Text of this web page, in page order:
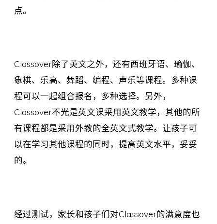
点。
Classover除了英文之外，还有西班牙语、瑜伽、
象棋、乐高、舞蹈、编程、声乐等课程。多种课
程可以一起组合报名，多种选择。另外，
Classover不光是英文课采用英文教学，其他的所
有课程都是采用外教的全英文式教学。让孩子可
以在学习其他课程的同时，提高英文水平，妥妥
的。
经过测试，家长和孩子们对Classover的满意度也